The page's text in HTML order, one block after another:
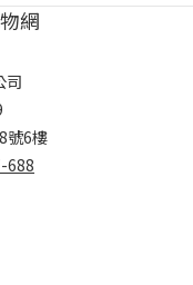
網
司
號6樓
688